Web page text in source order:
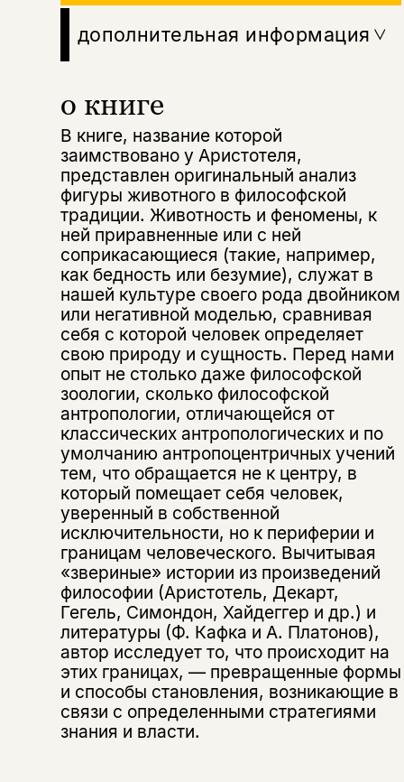
о книге
В книге, название которой
заимствовано у Аристотеля,
представлен оригинальный анализ
фигуры животного в философской
традиции. Животность и феномены, к
ней приравненные или с ней
соприкасающиеся (такие, например,
как бедность или безумие), служат в
нашей культуре своего рода двойником
или негативной моделью, сравнивая
себя с которой человек определяет
свою природу и сущность. Перед нами
опыт не столько даже философской
зоологии, сколько философской
антропологии, отличающейся от
классических антропологических и по
умолчанию антропоцентричных учений
тем, что обращается не к центру, в
который помещает себя человек,
уверенный в собственной
исключительности, но к периферии и
границам человеческого. Вычитывая
«звериные» истории из произведений
философии (Аристотель, Декарт,
Гегель, Симондон, Хайдеггер и др.) и
литературы (Ф. Кафка и А. Платонов),
автор исследует то, что происходит на
этих границах, — превращенные формы
и способы становления, возникающие в
связи с определенными стратегиями
знания и власти.
дополнительная информация
Поделиться
Подписка на рассылку
Раз в неделю мы отправляем рассылку
о книгах и событиях «НЛО».
За подписку дарим промокод на
скидку 15%
Я соглашаюсь с Политикой конфиденциальности
подписаться
Этой книги временно
нет в продаже.
Вы можете подписаться на
уведомления, и при поступлении книги
на склад получить письмо на указанный
электронный адрес.
Я соглашаюсь сПолитикой конфиденциальности
подписаться
Эта книга
не предназначена для
несовершеннолетних
Скажите, пожалуйста,
вам уже исполнилось 18 лет?
да
нет, вернуться назад